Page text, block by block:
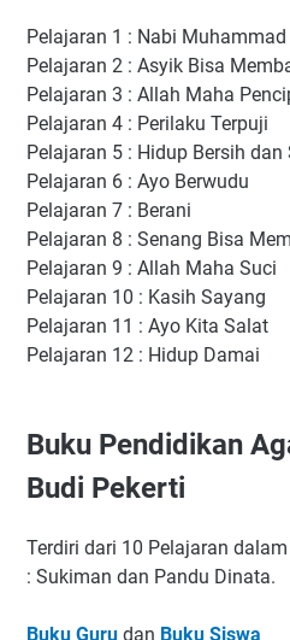
Pelajaran 1 : Nabi
Pelajaran 2 : Asyik Bisa
Pelajaran 3 : Allah Maha
Pelajaran 4 : Perilaku Terpuji
Pelajaran 5 : Hidup Bersih dan
Pelajaran 6 : Ayo Berwudu
Pelajaran 7 : Berani
Pelajaran 8 : Senang Bisa
Pelajaran 9 : Allah Maha Suci
Pelajaran 10 : Kasih Sayang
Pelajaran 11 : Ayo Kita Salat
Pelajaran 12 : Hidup Damai
Buku Pendidikan
Budi Pekerti
Terdiri dari 10 Pelajaran
: Sukiman dan Pandu Dinata.
Buku Guru dan Buku Siswa